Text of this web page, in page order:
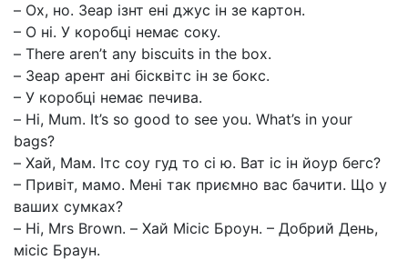
– Ох, но. Зеар ізнт ені джус ін зе картон.
– О ні. У коробці немає соку.
– There aren’t any biscuits in the box.
– Зеар арент ані бісквітс ін зе бокс.
– У коробці немає печива.
– Hi, Mum. It’s so good to see you. What’s in your
bags?
– Хай, Мам. Ітс соу гуд то сі ю. Ват іс ін йоур бегс?
– Привіт, мамо. Мені так приємно вас бачити. Що у
ваших сумках?
– Hi, Mrs Brown. – Хай Місіс Броун. – Добрий День,
місіс Браун.